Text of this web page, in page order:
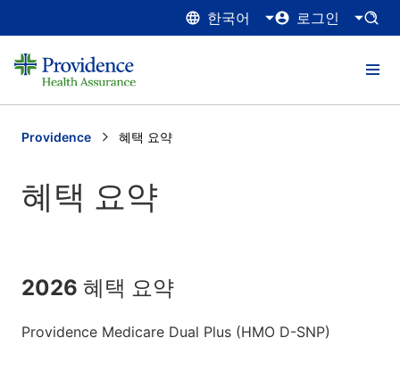
한국어 로그인
Providence Current:
혜택 요약
혜택 요약
2026 혜택 요약
Providence Medicare Dual Plus (HMO D-SNP)